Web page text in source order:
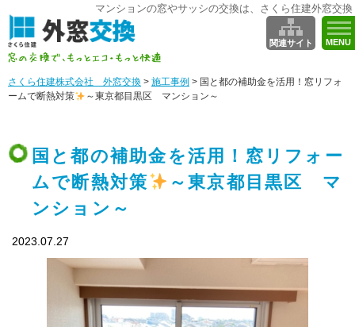
関連サイト MENU
マンションの窓やサッシの交換は、さくら住建外窓交換
さくら住建株式会社 外窓交換 > 施工事例 > 国と都の補助金を活用！窓リフォ
ームで断熱対策
～東京都目黒区 マンション～
国と都の補助金を活用！窓リフォー
ムで断熱対策
～東京都目黒区 マ
ンション～
2023.07.27